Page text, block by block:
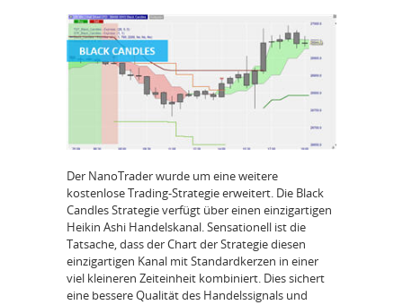
Der NanoTrader wurde um eine weitere
kostenlose Trading-Strategie erweitert. Die Black
Candles Strategie verfügt über einen einzigartigen
Heikin Ashi Handelskanal. Sensationell ist die
Tatsache, dass der Chart der Strategie diesen
einzigartigen Kanal mit Standardkerzen in einer
viel kleineren Zeiteinheit kombiniert. Dies sichert
eine bessere Qualität des Handelssignals und